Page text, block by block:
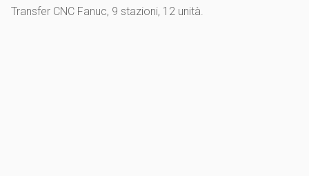
Transfer CNC Fanuc, 9 stazioni, 12 unità.